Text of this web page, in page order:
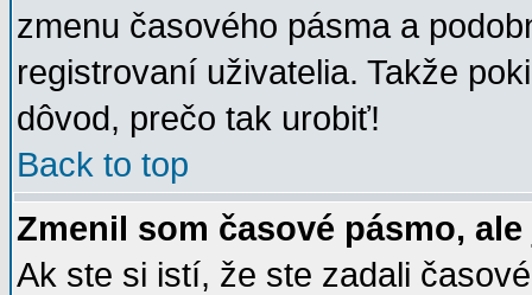
zmenu časového pásma a
registrovaní uživatelia. Takže
dôvod, prečo tak urobiť!
Back to top
Zmenil som časové pásmo,
Ak ste si istí, že ste zadali